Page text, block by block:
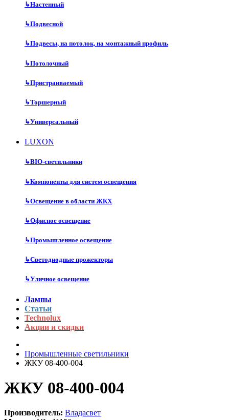
↳Настенный
↳Подвесной
↳Подвесы, на потолок, на монтажный профиль
↳Потолочный
↳Пристраиваемый
↳Торшерный
↳Универсальный
LUXON
↳BIO-светильники
↳Компоненты для систем освещения
↳Освещение в области ЖКХ
↳Офисное освещение
↳Промышленное освещение
↳Светодиодные прожекторы
↳Уличное освещение
Лампы
Статьи
Technolux
Акции и скидки
Промышленные светильники
ЖКУ 08-400-004
ЖКУ 08-400-004
Производитель: Владасвет